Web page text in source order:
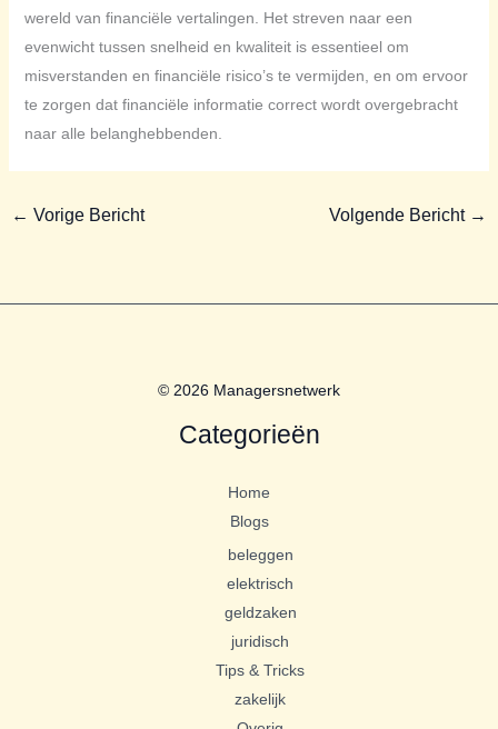
wereld van financiële vertalingen. Het streven naar een
evenwicht tussen snelheid en kwaliteit is essentieel om
misverstanden en financiële risico’s te vermijden, en om ervoor
te zorgen dat financiële informatie correct wordt overgebracht
naar alle belanghebbenden.
← Vorige Bericht Volgende Bericht →
© 2026 Managersnetwerk
Categorieën
Home
Blogs
beleggen
elektrisch
geldzaken
juridisch
Tips & Tricks
zakelijk